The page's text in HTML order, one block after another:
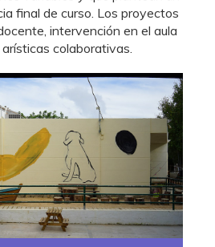
final de curso. Los proyectos
intervención en el aula
colaborativas.